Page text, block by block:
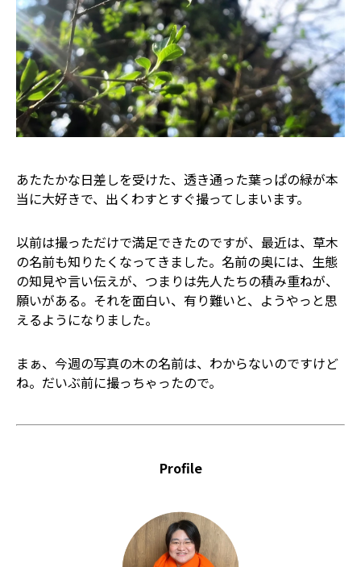
あたたかな日差しを受けた、透き通った葉っぱの緑――が本
当に大好きで、出くわすとすぐ撮ってしまいます。
以前は撮っただけで満足できたのですが、最近は、草木
の名前も知りたくなってきました。名前の奥には、生態
の知見や言い伝えが、つまりは先人たちの積み重ねが、
願いがある。それを面白い、有り難いと、ようやっと思
えるようになりました。
まぁ、今週の写真の木の名前は、わからないのですけど
ね。だいぶ前に撮っちゃったので。
Profile